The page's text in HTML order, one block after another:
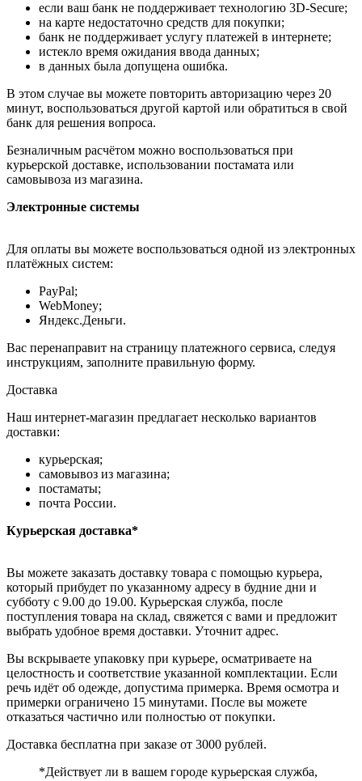
если ваш банк не поддерживает технологию 3D-Secure;
на карте недостаточно средств для покупки;
банк не поддерживает услугу платежей в интернете;
истекло время ожидания ввода данных;
в данных была допущена ошибка.
В этом случае вы можете повторить авторизацию через 20
минут, воспользоваться другой картой или обратиться в свой
банк для решения вопроса.
Безналичным расчётом можно воспользоваться при
курьерской доставке, использовании постамата или
самовывоза из магазина.
Электронные системы
Для оплаты вы можете воспользоваться одной из электронных
платёжных систем:
PayPal;
WebMoney;
Яндекс.Деньги.
Вас перенаправит на страницу платежного сервиса, следуя
инструкциям, заполните правильную форму.
Доставка
Наш интернет-магазин предлагает несколько вариантов
доставки:
курьерская;
самовывоз из магазина;
постаматы;
почта России.
Курьерская доставка*
Вы можете заказать доставку товара с помощью курьера,
который прибудет по указанному адресу в будние дни и
субботу с 9.00 до 19.00. Курьерская служба, после
поступления товара на склад, свяжется с вами и предложит
выбрать удобное время доставки. Уточнит адрес.
Вы вскрываете упаковку при курьере, осматриваете на
целостность и соответствие указанной комплектации. Если
речь идёт об одежде, допустима примерка. Время осмотра и
примерки ограничено 15 минутами. После вы можете
отказаться частично или полностью от покупки.
Доставка бесплатна при заказе от 3000 рублей.
*Действует ли в вашем городе курьерская служба,